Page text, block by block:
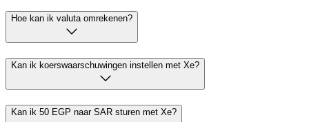
Hoe kan ik valuta omrekenen?
Kan ik koerswaarschuwingen instellen met Xe?
Kan ik 50 EGP naar SAR sturen met Xe?